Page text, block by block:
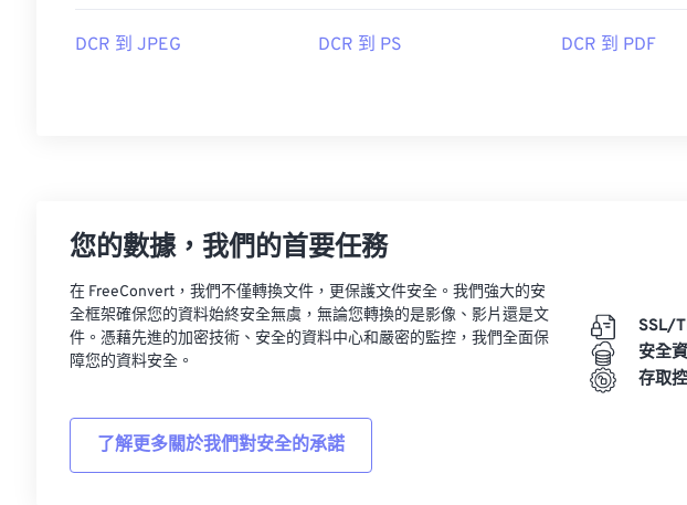
首次發布：
DCR 到 JPEG DCR 到 PS DCR 到 PDF
您的數據，我們的首要任務
在 FreeConvert，我們不僅轉換文件，更保護文件安全。我們強大的安
全框架確保您的資料始終安全無虞，無論您轉換的是影像、影片還是文
件。憑藉先進的加密技術、安全的資料中心和嚴密的監控，我們全面保
障您的資料安全。
了解更多關於我們對安全的承諾
SSL/
安全
存取